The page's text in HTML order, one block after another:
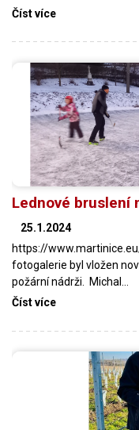
Číst více
Lednové bruslení
25.1.2024
https://
fotogalerie byl vložen
požární nádrži. Michal…
Číst více